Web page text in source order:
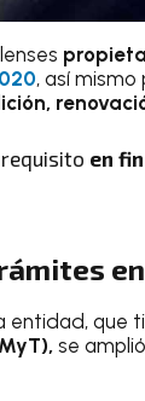
, así
en
entidad, que
se